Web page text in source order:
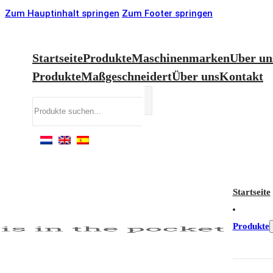
Zum Hauptinhalt springen Zum Footer springen
StartseiteProdukteMaschinenmarkenUber
ProdukteMaßgeschneidertÜber unsKontakt
Startseite
Produkte